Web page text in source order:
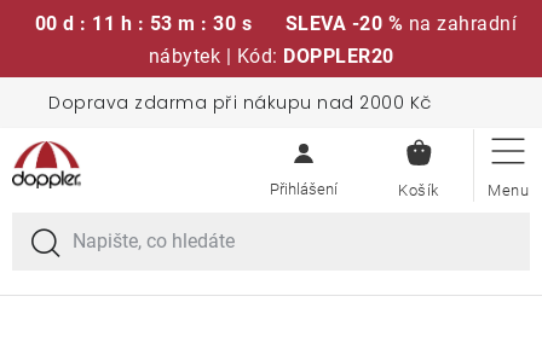
00 d : 11 h : 53 m : 30 s SLEVA -20 % na zahradní
nábytek | Kód: DOPPLER20
obsah
Doprava zdarma při nákupu nad 2000 Kč
KOŠÍK
Sedací soupravy
Slunečníky
Křesla a židle